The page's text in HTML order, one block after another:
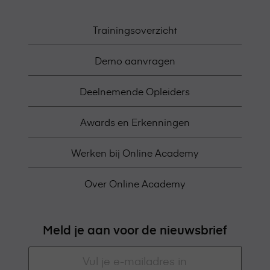
Trainingsoverzicht
Demo aanvragen
Deelnemende Opleiders
Awards en Erkenningen
Werken bij Online Academy
Over Online Academy
Meld je aan voor de nieuwsbrief
*